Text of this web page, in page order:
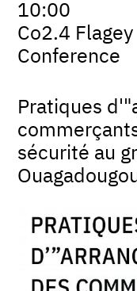
10:00
Co2.4 Flagey
Conference
Pratiques
sécurité au